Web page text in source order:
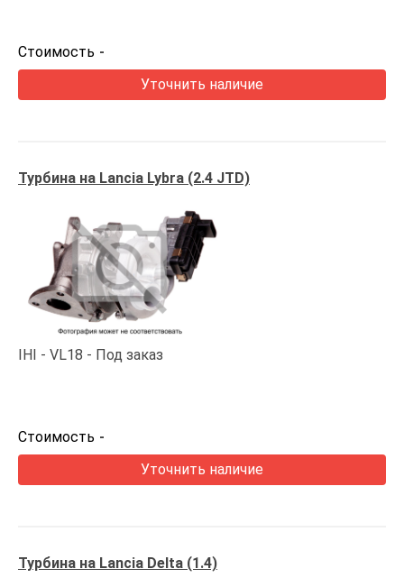
Стоимость -
Уточнить наличие
Турбина на Lancia Lybra (2.4 JTD)
IHI VL18 Под заказ
Стоимость -
Уточнить наличие
Турбина на Lancia Delta (1.4)